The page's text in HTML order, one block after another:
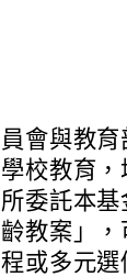
會與教
校教育
委託本
教案」
或多元選